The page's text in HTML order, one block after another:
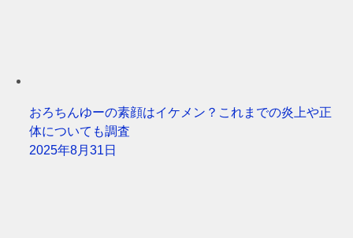
おろちんゆーの素顔はイケメン？これまでの炎上や正
体についても調査
2025年8月31日